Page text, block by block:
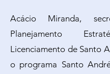
Acácio Miranda,
Planejamento
Licenciamento de Santo
o programa Santo